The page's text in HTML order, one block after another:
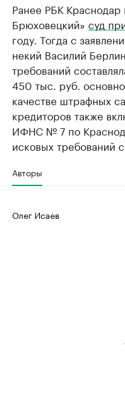
Ранее РБК
Брюховецкий» суд
году. Тогда с
некий Василий
требований
450 тыс. руб.
качестве штрафных
кредиторов также
ИФНС № 7 по
исковых требований
Авторы
Олег Исаев